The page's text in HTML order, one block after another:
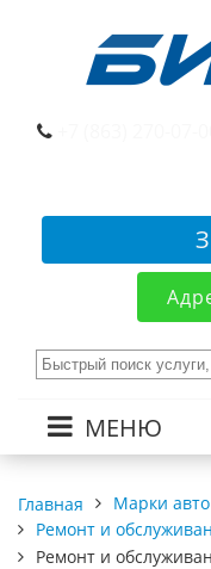
МЕНЮ
Главная
Марки авто
Ремонт и
Ремонт и